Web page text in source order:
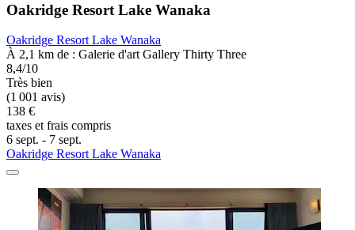
Oakridge Resort Lake Wanaka
Oakridge Resort Lake Wanaka
À 2,1 km de : Galerie d'art Gallery Thirty Three
8,4/10
Très bien
(1 001 avis)
138 €
taxes et frais compris
6 sept. - 7 sept.
Oakridge Resort Lake Wanaka